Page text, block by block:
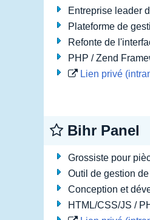
Entreprise leader
Plateforme de
Refonte de
PHP / Zend
Lien privé
Bihr Panel
Grossiste pour
Outil de gestion
Conception et
HTML/CSS/JS /